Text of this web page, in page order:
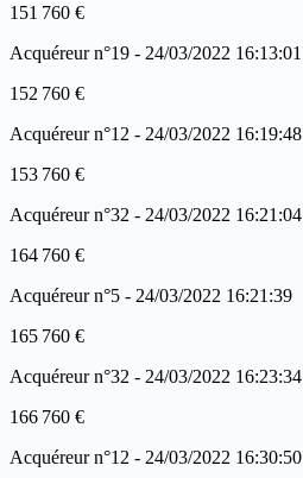
151 760 €
Acquéreur n°19 - 24/03/2022 16:13:01
152 760 €
Acquéreur n°12 - 24/03/2022 16:19:48
153 760 €
Acquéreur n°32 - 24/03/2022 16:21:04
164 760 €
Acquéreur n°5 - 24/03/2022 16:21:39
165 760 €
Acquéreur n°32 - 24/03/2022 16:23:34
166 760 €
Acquéreur n°12 - 24/03/2022 16:30:50